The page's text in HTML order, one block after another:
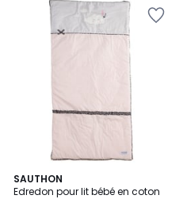
SAUTHON
Edredon pour lit bébé en coton